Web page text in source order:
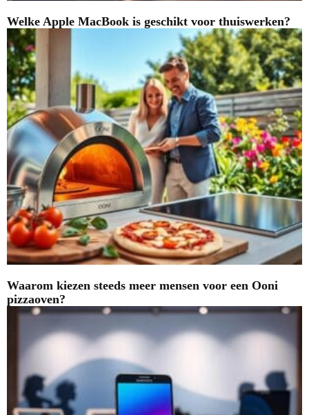
Welke Apple MacBook is geschikt voor thuiswerken?
Waarom kiezen steeds meer mensen voor een Ooni
pizzaoven?